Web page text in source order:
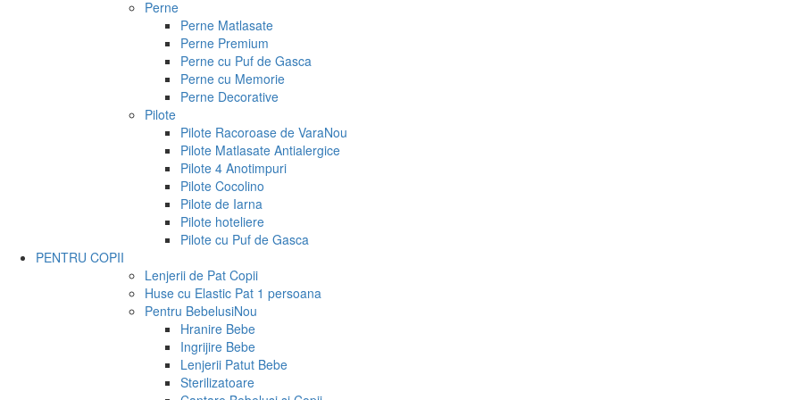
Perne
Perne Matlasate
Perne Premium
Perne cu Puf de Gasca
Perne cu Memorie
Perne Decorative
Pilote
Pilote Racoroase de VaraNou
Pilote Matlasate Antialergice
Pilote 4 Anotimpuri
Pilote Cocolino
Pilote de Iarna
Pilote hoteliere
Pilote cu Puf de Gasca
PENTRU COPII
Lenjerii de Pat Copii
Huse cu Elastic Pat 1 persoana
Pentru BebelusiNou
Hranire Bebe
Ingrijire Bebe
Lenjerii Patut Bebe
Sterilizatoare